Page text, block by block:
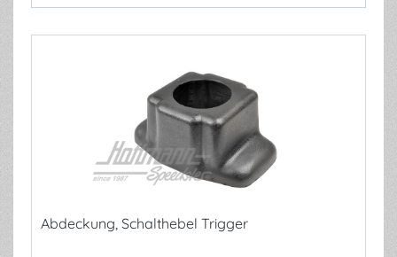
Abdeckung, Schalthebel Trigger